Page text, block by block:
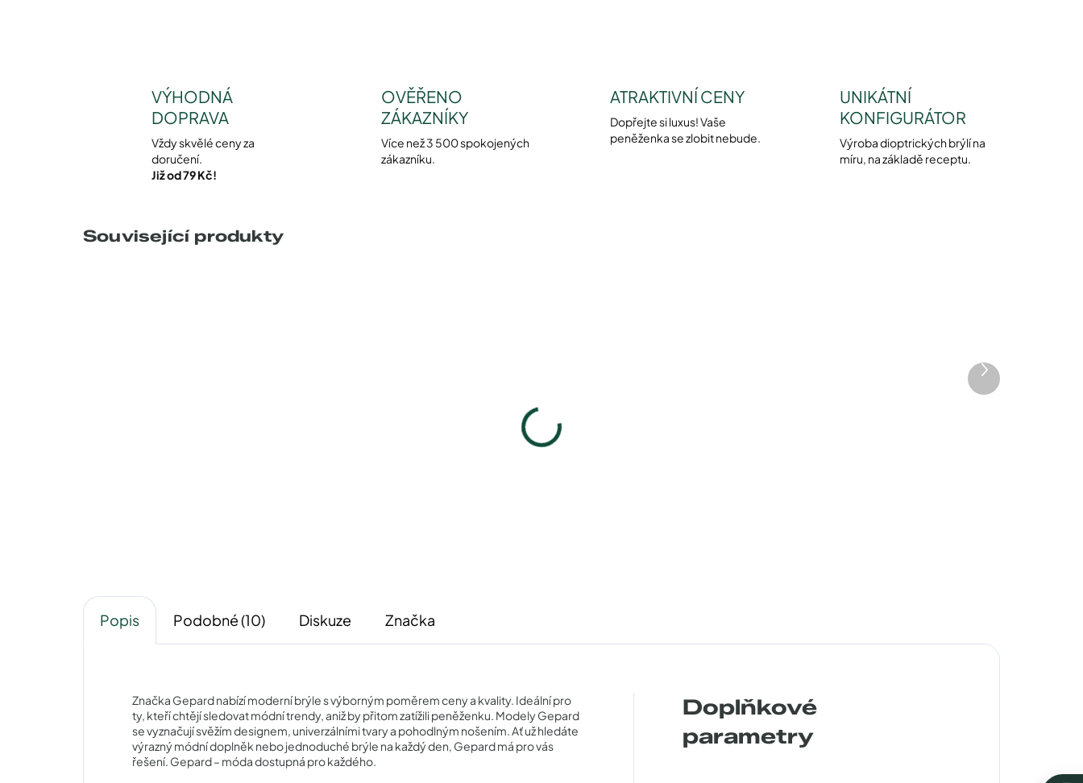
VÝHODNÁ
DOPRAVA
Vždy skvělé ceny za
doručení.
Již od 79 Kč!
OVĚŘENO
ZÁKAZNÍKY
Více než 3 500 spokojených
zákazníku.
ATRAKTIVNÍ CENY
Dopřejte si luxus! Vaše
peněženka se zlobit nebude.
UNIKÁTNÍ
KONFIGURÁTOR
Výroba dioptrických brýlí na
míru, na základě receptu.
Související produkty
Další
produkt
Popis Podobné (10) Diskuze Značka
Značka Gepard nabízí moderní brýle s výborným poměrem ceny a kvality. Ideální pro
ty, kteří chtějí sledovat módní trendy, aniž by přitom zatížili peněženku. Modely Gepard
se vyznačují svěžím designem, univerzálními tvary a pohodlným nošením. Ať už hledáte
výrazný módní doplněk nebo jednoduché brýle na každý den, Gepard má pro vás
řešení. Gepard – móda dostupná pro každého.
Doplňkové
parametry